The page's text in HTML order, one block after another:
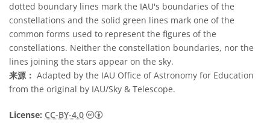
dotted boundary lines mark the IAU's boundaries of the
constellations and the solid green lines mark one of the
common forms used to represent the figures of the
constellations. Neither the constellation boundaries, nor the
lines joining the stars appear on the sky.
来源： Adapted by the IAU Office of Astronomy for Education
from the original by IAU/Sky & Telescope.
License: CC-BY-4.0 知识共享许可协议 署名 4.0 国际 (CC BY